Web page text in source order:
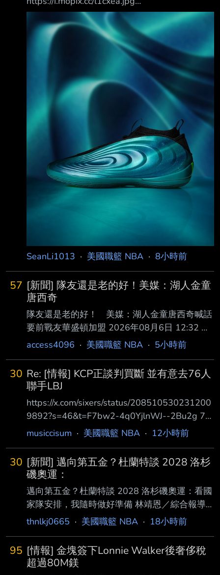
https://i.mopix.cc/Lg8oVe.jpg
https://i.mopix.cc/FULPVN.jpg
https://i.mopix.cc/1j42DC.jpg
https://i.mopix.cc/NGAcZn.jpg
https://i.mopix.cc/Lb0WbR.jpg
https://i.mopix.cc/uWLjlP.jpg Hard
SeanLi1013 · 美國職籃 NBA · 8小時前
57 [新聞] 隊友還是老的好！美媒：湖人金童
唐西奇
隊友還是老的好！ 美媒：湖人金童唐西奇喊話
要前戰友華盛頓加盟 2026年08月6日 12:32 記
者杜奕君／綜合報導 洛杉磯湖人當家球星「籃
舉一動都成為外界 關注焦點，近日美媒爆出震
撼彈，傳出唐西奇有意與昔日戰友華盛頓（P.J.
Washington） 重新聯手，並已向球團表達「支
持」湖人發動交易，爭取這名全能前鋒加盟紫金
軍團。 根據美媒《NBA Central》引述資深記者
迪凡尼（Sean Deveney）的最新報導指出，唐
西奇 對於華盛頓的球風相當讚
access4096 · 美國職籃 NBA · 5小時前
30 Re: [情報] KCP正談判買斷 並有意去76人
聯手LBJ
https://x.com/sixers/status/208510530231200
9892?s=46&t=F7bw2-4q0YjlnWJ--2Bu2g 76
人官方X宣告KCP簽約 PHILADELPHIA —
President of Basketball Operations Mike
Gansey announced today that the team has
signed Kentavious Caldwell-Pope
musiccisum · 美國職籃 NBA · 12小時前
30 [新聞] 邁向第五金？杜蘭特談 2028 洛杉
磯奧運：
邁向第五金？杜蘭特談 2028 洛杉磯奧運：看國
家隊安排，我隨時做好準備 林靖恩／綜合報導
作為美國男籃國家隊的代表性人物，火箭隊前鋒
牌，包含2012 倫敦、2016 里約、2020 東京、
2024 巴黎，成為奧運男籃歷 史上唯一一位達成
此成就的球員。 近日，Durant談到代表國家隊
thnlkj0665 · 美國職籃 NBA · 18小時前
95 [情報] 金塊簽下Lonnie Walker後奢侈稅
超過80M鎂